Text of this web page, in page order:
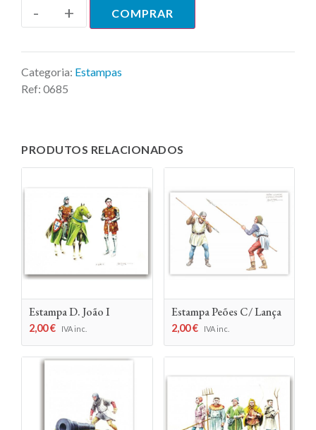
- + COMPRAR
Categoria: Estampas
Ref: 0685
PRODUTOS RELACIONADOS
Estampa D. João I
2,00€ IVA inc.
Estampa Peões C/ Lança
2,00€ IVA inc.